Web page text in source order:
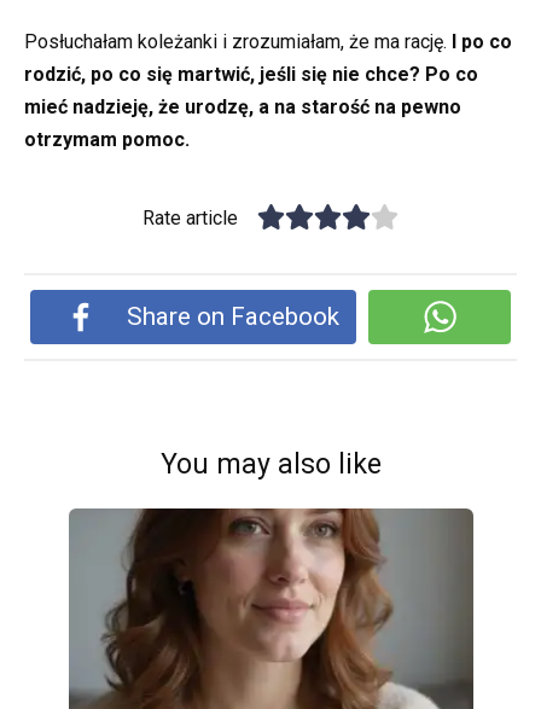
Posłuchałam koleżanki i zrozumiałam, że ma rację. I po co
rodzić, po co się martwić, jeśli się nie chce? Po co
mieć nadzieję, że urodzę, a na starość na pewno
otrzymam pomoc.
Rate article
Share on Facebook
You may also like